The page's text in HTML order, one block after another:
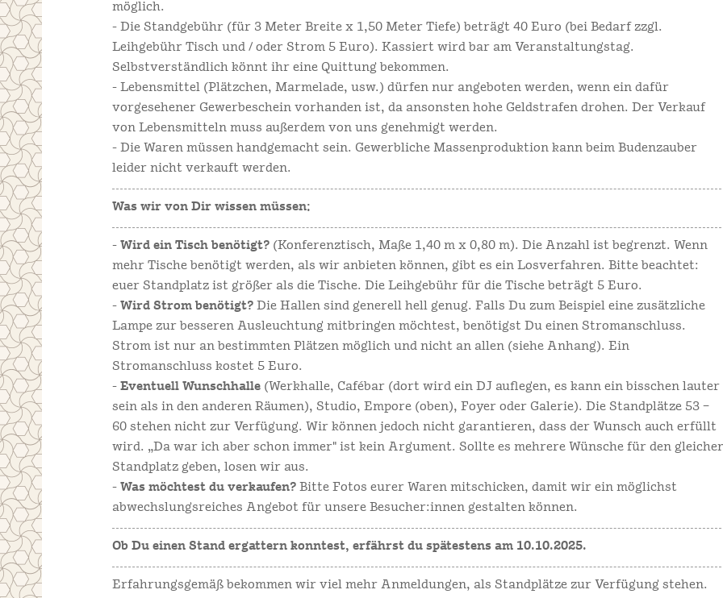
möglich.
- Die Standgebühr (für 3 Meter Breite x 1,50 Meter Tiefe) beträgt 40 Euro (bei Bedarf zzgl.
Leihgebühr Tisch und / oder Strom 5 Euro). Kassiert wird bar am Veranstaltungstag.
Selbstverständlich könnt ihr eine Quittung bekommen.
- Lebensmittel (Plätzchen, Marmelade, usw.) dürfen nur angeboten werden, wenn ein dafür
vorgesehener Gewerbeschein vorhanden ist, da ansonsten hohe Geldstrafen drohen. Der Verkauf
von Lebensmitteln muss außerdem von uns genehmigt werden.
- Die Waren müssen handgemacht sein. Gewerbliche Massenproduktion kann beim Budenzauber
leider nicht verkauft werden.
Was wir von Dir wissen müssen:
- Wird ein Tisch benötigt? (Konferenztisch, Maße 1,40 m x 0,80 m). Die Anzahl ist begrenzt. Wenn
mehr Tische benötigt werden, als wir anbieten können, gibt es ein Losverfahren. Bitte beachtet:
euer Standplatz ist größer als die Tische. Die Leihgebühr für die Tische beträgt 5 Euro.
- Wird Strom benötigt?Die Hallen sind generell hell genug. Falls Du zum Beispiel eine zusätzliche
Lampe zur besseren Ausleuchtung mitbringen möchtest, benötigst Du einen Stromanschluss.
Strom ist nur an bestimmten Plätzen möglich und nicht an allen (siehe Anhang). Ein
Stromanschluss kostet 5 Euro.
- Eventuell Wunschhalle(Werkhalle, Cafébar (dort wird ein DJ auflegen, es kann ein bisschen lauter
sein als in den anderen Räumen), Studio, Empore (oben), Foyer oder Galerie). Die Standplätze 53 –
60 stehen nicht zur Verfügung. Wir können jedoch nicht garantieren, dass der Wunsch auch erfüllt
wird. „Da war ich aber schon immer" ist kein Argument. Sollte es mehrere Wünsche für den
Standplatz geben, losen wir aus.
- Was möchtest du verkaufen? Bitte Fotos eurer Waren mitschicken, damit wir ein möglichst
abwechslungsreiches Angebot für unsere Besucher:innen gestalten können.
Ob Du einen Stand ergattern konntest, erfährst du spätestens am 10.10.2025.
Erfahrungsgemäß bekommen wir viel mehr Anmeldungen, als Standplätze zur Verfügung stehen.